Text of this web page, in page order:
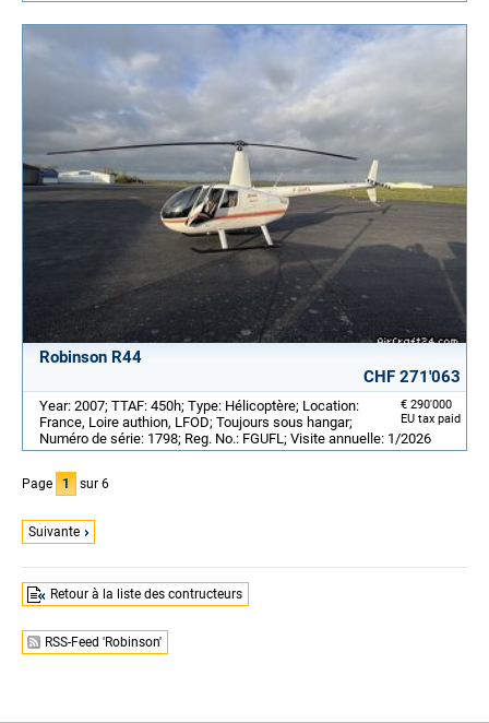
Robinson R44
CHF 271'063
€ 290'000
EU tax paid
Year: 2007; TTAF: 450h; Type: Hélicoptère; Location:
France, Loire authion, LFOD; Toujours sous hangar;
Numéro de série: 1798; Reg. No.: FGUFL; Visite annuelle: 1/2026
Page 1 sur 6
Suivante
Retour à la liste des contructeurs
RSS-Feed 'Robinson'